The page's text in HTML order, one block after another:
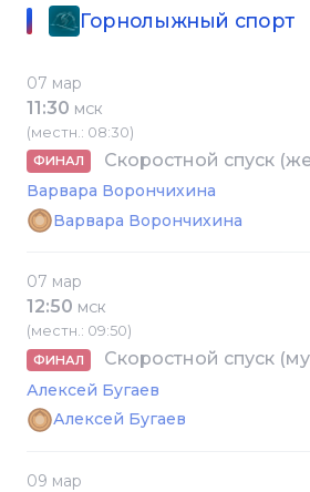
Горнолыжный спорт
07 мар
11:30 МСК
(местн.: 08:30)
ФИНАЛ Скоростной спуск
Варвара Ворончихина
Варвара Ворончихина
07 мар
12:50 МСК
(местн.: 09:50)
ФИНАЛ Скоростной спуск
Алексей Бугаев
Алексей Бугаев
09 мар